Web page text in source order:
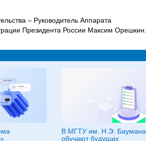
– Руководитель Аппарата
Президента России Максим Орешкин.
В МГТУ им. Н.Э. Баумана
обучают будущих